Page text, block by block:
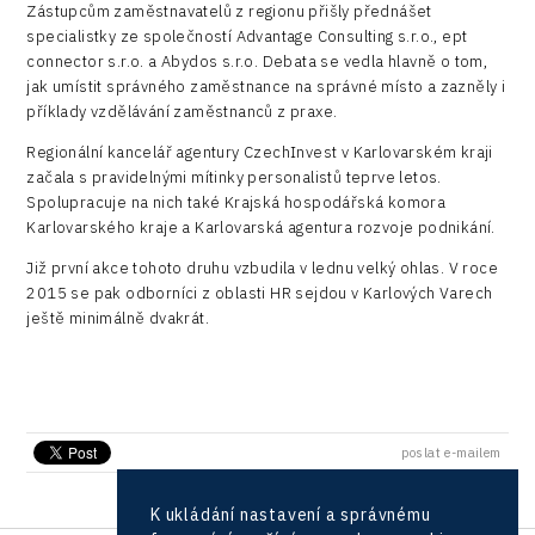
LAM-X
Virtual Lab
Manufacturing
Rail
Road
Connectivity
Consulting
Devices
R&D
Příhraničí
Společenská odpovědnost
Technická infrastruktura
Technické vzdělávání
Zaměstnanost
Představení průběžného pokroku projektu
Pasportizace
Zástupcům zaměstnavatelů z regionu přišly přednášet
specialistky ze společností Advantage Consulting s.r.o., ept
connector s.r.o. a Abydos s.r.o. Debata se vedla hlavně o tom,
jak umístit správného zaměstnance na správné místo a zazněly i
příklady vzdělávání zaměstnanců z praxe.
Regionální kancelář agentury CzechInvest v Karlovarském kraji
začala s pravidelnými mítinky personalistů teprve letos.
Spolupracuje na nich také Krajská hospodářská komora
Karlovarského kraje a Karlovarská agentura rozvoje podnikání.
Již první akce tohoto druhu vzbudila v lednu velký ohlas. V roce
2015 se pak odborníci z oblasti HR sejdou v Karlových Varech
ještě minimálně dvakrát.
poslat e-mailem
K ukládání nastavení a správnému